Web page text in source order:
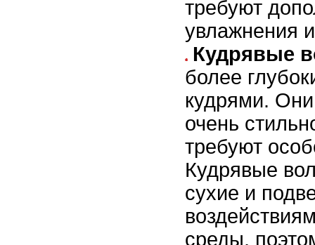
требуют
увлажнения
Кудрявые
более
кудрями.
очень
требуют
Кудрявые
сухие и
среды,